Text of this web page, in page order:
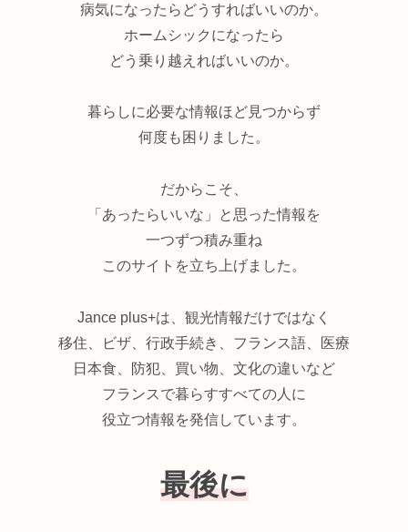
病気になったらどうすればいいのか。
ホームシックになったら
どう乗り越えればいいのか。
暮らしに必要な情報ほど見つからず
何度も困りました。
だからこそ、
「あったらいいな」と思った情報を
一つずつ積み重ね
このサイトを立ち上げました。
Jance plus+は、観光情報だけではなく
移住、ビザ、行政手続き、フランス語、医療
日本食、防犯、買い物、文化の違いなど
フランスで暮らすすべての人に
役立つ情報を発信しています。
最後に